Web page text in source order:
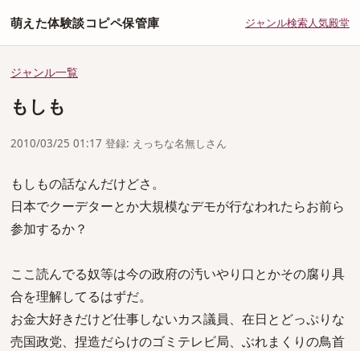
萌えた体験談コピペ保管庫 ジャンル検索人気殿堂
ジャンル一覧
もしも
2010/03/25 01:17 登録: えっちな名無しさん
もしもの話なんだけどさ。
日本でクーデターとか大規模なデモが行なわれたらお前ら
参加するか？
ここ読んでる奴等は今の政府の汚いやり口とかその腐り具
合を理解してるはずだ。
お金大好きだけど仕事しないカス議員、在日とどっぷりな
売国政党、捏造だらけのゴミテレビ局、ぶれまくりの鳥首